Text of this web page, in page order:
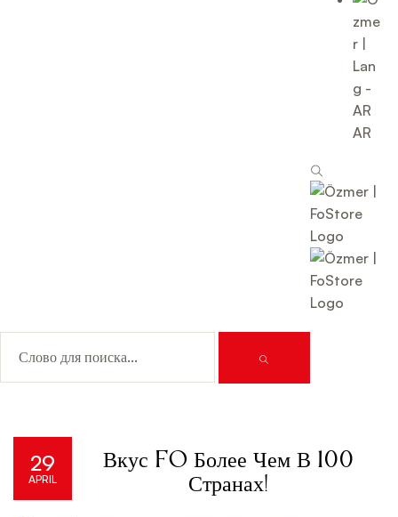
AR
29
APRIL
Вкус Fo Более Чем В 100
Странах!